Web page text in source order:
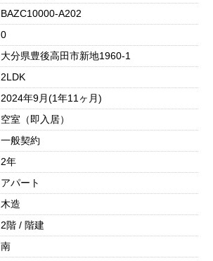
BAZC10000-A202
0
大分県豊後高田市新地1960-1
2LDK
2024年9月(1年11ヶ月)
空室（即入居）
一般契約
2年
アパート
木造
2階 / 階建
南